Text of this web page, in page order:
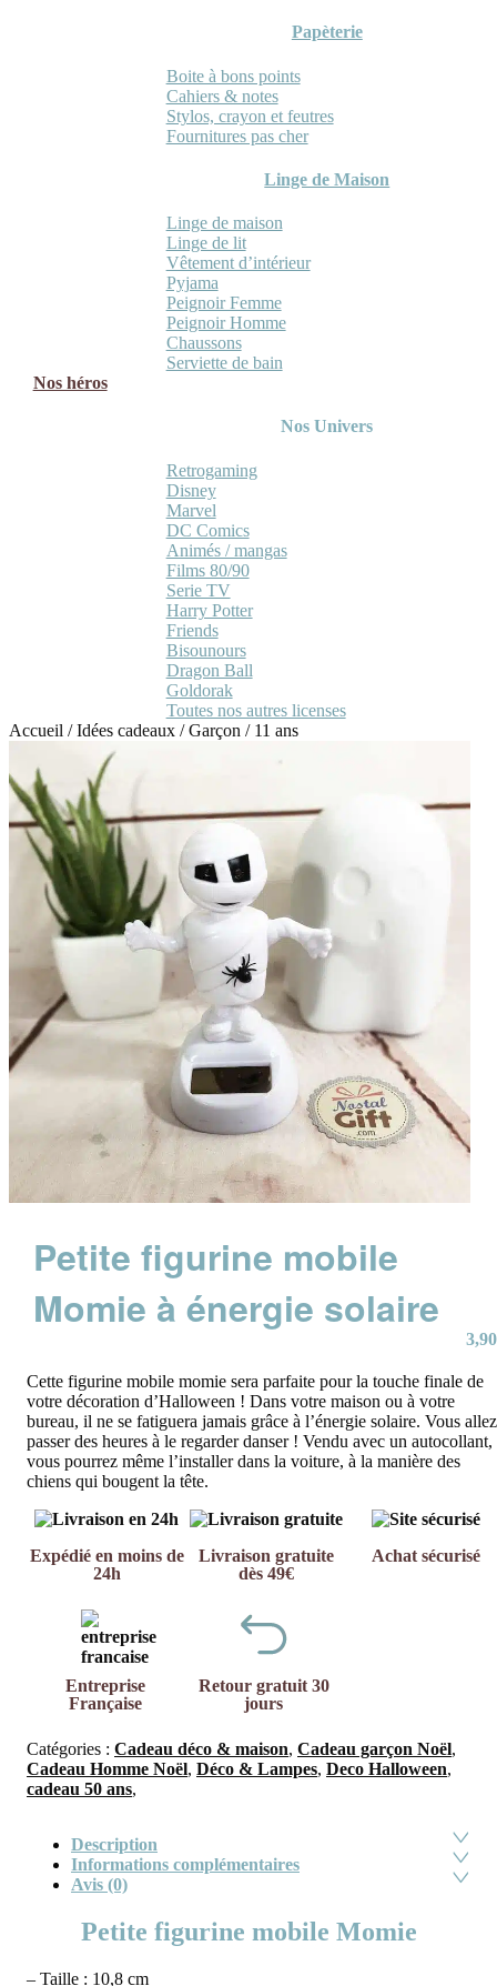
Papèterie
Boite à bons points
Cahiers & notes
Stylos, crayon et feutres
Fournitures pas cher
Linge de Maison
Linge de maison
Linge de lit
Vêtement d’intérieur
Pyjama
Peignoir Femme
Peignoir Homme
Chaussons
Serviette de bain
Nos héros
Nos Univers
Retrogaming
Disney
Marvel
DC Comics
Animés / mangas
Films 80/90
Serie TV
Harry Potter
Friends
Bisounours
Dragon Ball
Goldorak
Toutes nos autres licenses
Accueil /Idées cadeaux /Garçon / 11 ans
Petite figurine mobile
Momie à énergie solaire
3,90
Cette figurine mobile momie sera parfaite pour la touche finale de
votre décoration d’Halloween ! Dans votre maison ou à votre
bureau, il ne se fatiguera jamais grâce à l’énergie solaire. Vous allez
passer des heures à le regarder danser ! Vendu avec un autocollant,
vous pourrez même l’installer dans la voiture, à la manière des
chiens qui bougent la tête.
Expédié en moins de
24h
Livraison gratuite
dès 49€
Achat sécurisé
Entreprise
Française
Retour gratuit 30
jours
Catégories : Cadeau déco & maison, Cadeau garçon Noël,
Cadeau Homme Noël, Déco & Lampes, Deco Halloween,
cadeau 50 ans,
Description
Informations complémentaires
Avis (0)
Petite figurine mobile Momie
– Taille : 10,8 cm